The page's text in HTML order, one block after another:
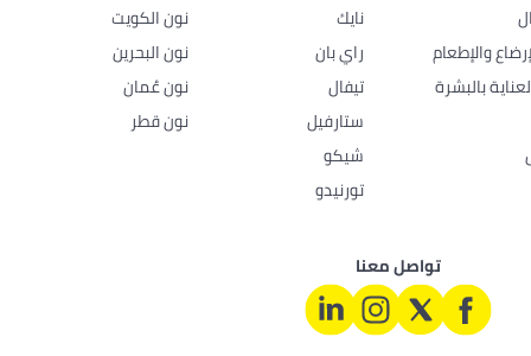
والإطعام
بالبشرة
نايك
راي بان
تيفال
ستارفيل
شيكو
تورنيدو
نون الكويت
نون البحرين
نون عُمان
نون قطر
تواصل معنا